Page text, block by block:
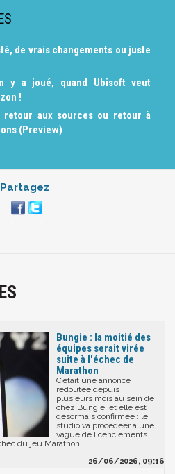
de vrais changements ou juste
y a joué, quand Ubisoft veut
!
retour aux sources ou retour à
(Preview)
Partagez
Bungie : la moitié des
équipes serait virée
suite à l'échec de
Marathon
C’était une annonce
redoutée depuis
plusieurs mois au sein de
chez Bungie, et elle est
désormais confirmée : le
studio va procédéer à une
vague de licenciements
du jeu Marathon.
26/06/2026, 09:16